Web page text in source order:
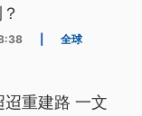
全球
迢重建路 一文